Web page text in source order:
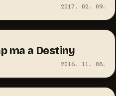
2017. 02. 09.
ma a Destiny
2016. 11. 08.